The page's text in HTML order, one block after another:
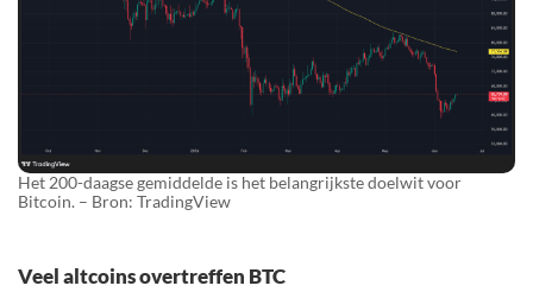
Het 200-daagse gemiddelde is het belangrijkste doelwit voor
Bitcoin. – Bron: TradingView
Veel altcoins overtreffen BTC